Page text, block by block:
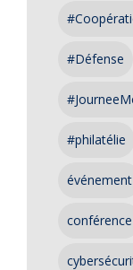
#Défense
#philatélie
événement
conférence